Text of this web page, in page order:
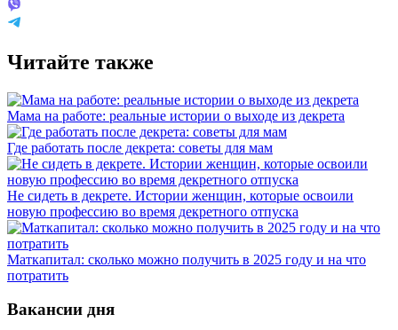
Читайте также
Мама на работе: реальные истории о выходе из декрета
Где работать после декрета: советы для мам
Не сидеть в декрете. Истории женщин, которые освоили
новую профессию во время декретного отпуска
Маткапитал: сколько можно получить в 2025 году и на что
потратить
Вакансии дня